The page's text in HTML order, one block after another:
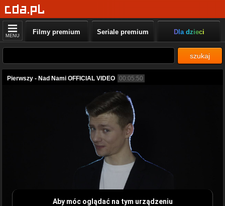
MENU Filmy premium Seriale premium Dla dzieci
szukaj
Pierwszy - Nad Nami OFFICIAL VIDEO 00:05:50
Aby móc oglądać na tym urządzeniu